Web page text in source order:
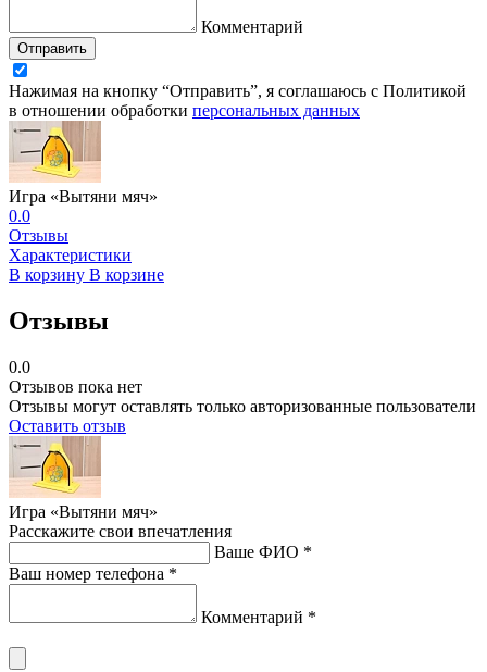
Комментарий
Отправить
Нажимая на кнопку “Отправить”, я соглашаюсь с Политикой
в отношении обработки персональных данных
Игра «Вытяни мяч»
0.0
Отзывы
Характеристики
В корзину В корзине
Отзывы
0.0
Отзывов пока нет
Отзывы могут оставлять только авторизованные пользователи
Оставить отзыв
Игра «Вытяни мяч»
Расскажите свои впечатления
Ваше ФИО *
Ваш номер телефона *
Комментарий *